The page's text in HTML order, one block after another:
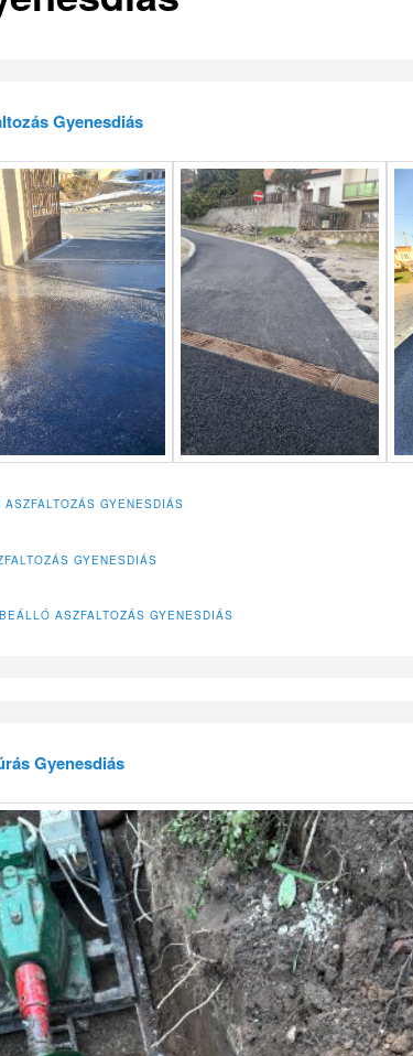
Gyenesdiás
ASZFALTOZÁS GYENESDIÁS
GYENESDIÁS
ASZFALTOZÁS GYENESDIÁS
Gyenesdiás